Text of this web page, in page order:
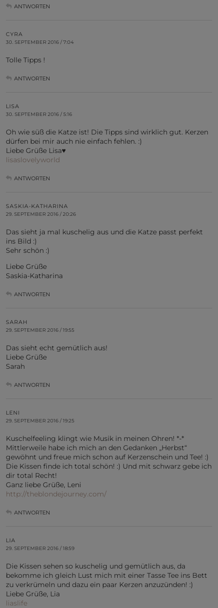
ANTWORTEN
CYRA
30. SEPTEMBER 2016 / 7:04
Tolle Tipps !
ANTWORTEN
LISA
30. SEPTEMBER 2016 / 5:16
Oh wie süß die Katze ist! Die Tipps sind wirklich gut. Kerzen
dürfen bei mir auch nie einfach fehlen. :)
Liebe Grüße Lisa♥
lisaslovelyworld
ANTWORTEN
SASKIA-KATHARINA
29. SEPTEMBER 2016 / 20:26
Das sieht ja mal kuschelig aus und die Katze passt perfekt
ins Bild :)
Sehr schön :)
Liebe Grüße
Saskia-Katharina
ANTWORTEN
SARAH
29. SEPTEMBER 2016 / 19:55
Das sieht echt gemütlich aus!
Liebe Grüße
Sarah
ANTWORTEN
LENI
29. SEPTEMBER 2016 / 19:25
Kuschelfeeling klingt wie Musik in meinen Ohren! *-*
Mittlerweile habe ich mich an den Gedanken „Herbst“
gewöhnt und freue mich schon auf Kerzenschein und Tee! :)
Die Kissen finde ich total schön! :) Und mit schwarz gebe ich
dir total Recht!
Ganz liebe Grüße, Leni
http://theblondejourney.com/
ANTWORTEN
LIA
29. SEPTEMBER 2016 / 18:59
Die Kissen sehen so kuschelig und gemütlich aus, da
bekomme ich gleich Lust mich mit einer Tasse Tee ins Bett
zu verkrümeln und dazu ein paar Kerzen anzuzünden! :)
Liebe Grüße, Lia
liaslife